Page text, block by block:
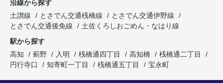
沿線から探す
土讃線
とさでん交通桟橋線
とさでん交通伊野線
とさでん交通後免線
土佐くろしおごめん・なはり線
駅から探す
高知
薊野 入明 桟橋通四丁目 高知橋
桟橋通二丁目
円行寺口
知寄町一丁目 桟橋通五丁目 宝永町